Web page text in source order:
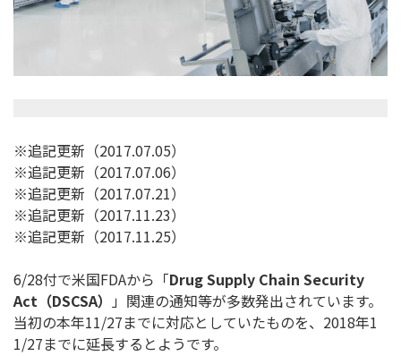
※追記更新（2017.07.05）
※追記更新（2017.07.06）
※追記更新（2017.07.21）
※追記更新（2017.11.23）
※追記更新（2017.11.25）
6/28付で米国FDAから「Drug Supply Chain Security
Act （DSCSA）
」関連の通知等が多数発出されています。
当初の本年11/27までに対応としていたものを、2018年1
1/27までに延長するとようです。